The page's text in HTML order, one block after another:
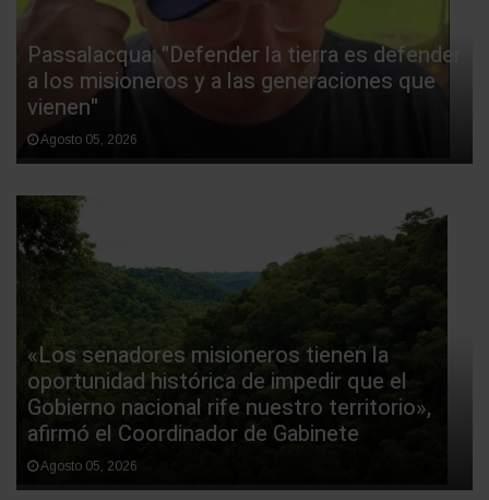
Passalacqua: "Defender la tierra es defender
a los misioneros y a las generaciones que
vienen"
Agosto 05, 2026
«Los senadores misioneros tienen la
oportunidad histórica de impedir que el
Gobierno nacional rife nuestro territorio»,
afirmó el Coordinador de Gabinete
Agosto 05, 2026